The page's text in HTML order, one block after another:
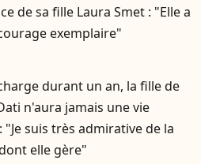
de sa fille Laura Smet : "Elle a
exemplaire"
durant un an, la fille de
n'aura jamais une vie
"Je suis très admirative de la
elle gère"